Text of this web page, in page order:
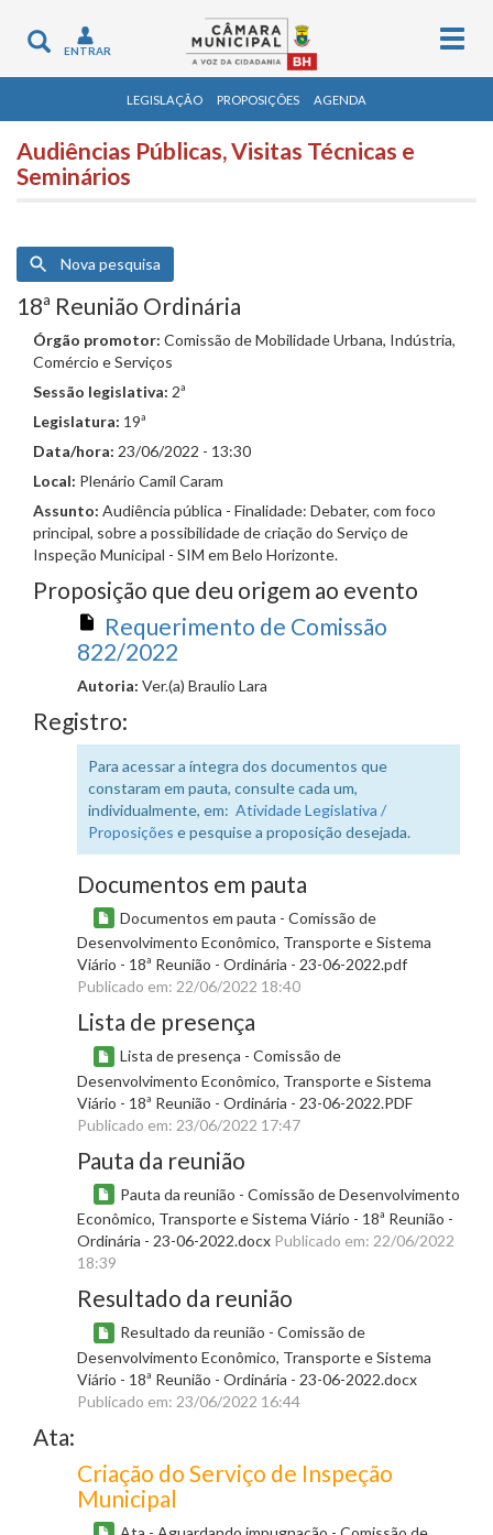
Toggle
navigation
ENTRAR
LEGISLAÇÃO PROPOSIÇÕES AGENDA
Audiências Públicas, Visitas Técnicas e
Seminários
Nova pesquisa
18ª Reunião Ordinária
Órgão promotor: Comissão de Mobilidade Urbana, Indústria,
Comércio e Serviços
Sessão legislativa: 2ª
Legislatura: 19ª
Data/hora: 23/06/2022 - 13:30
Local: Plenário Camil Caram
Assunto: Audiência pública - Finalidade: Debater, com foco
principal, sobre a possibilidade de criação do Serviço de
Inspeção Municipal - SIM em Belo Horizonte.
Proposição que deu origem ao evento
Requerimento de Comissão
822/2022
Autoria: Ver.(a) Braulio Lara
Registro:
Para acessar a íntegra dos documentos que
constaram em pauta, consulte cada um,
individualmente, em: Atividade Legislativa /
Proposições e pesquise a proposição desejada.
Documentos em pauta
Documentos em pauta - Comissão de
Desenvolvimento Econômico, Transporte e Sistema
Viário - 18ª Reunião - Ordinária - 23-06-2022.pdf
Publicado em: 22/06/2022 18:40
Lista de presença
Lista de presença - Comissão de
Desenvolvimento Econômico, Transporte e Sistema
Viário - 18ª Reunião - Ordinária - 23-06-2022.PDF
Publicado em: 23/06/2022 17:47
Pauta da reunião
Pauta da reunião - Comissão de Desenvolvimento
Econômico, Transporte e Sistema Viário - 18ª Reunião -
Ordinária - 23-06-2022.docx Publicado em: 22/06/2022
18:39
Resultado da reunião
Resultado da reunião - Comissão de
Desenvolvimento Econômico, Transporte e Sistema
Viário - 18ª Reunião - Ordinária - 23-06-2022.docx
Publicado em: 23/06/2022 16:44
Ata:
Criação do Serviço de Inspeção
Municipal